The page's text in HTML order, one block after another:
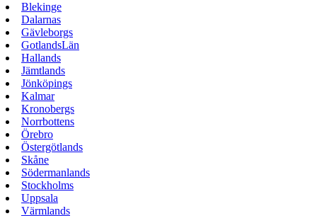
Blekinge
Dalarnas
Gävleborgs
GotlandsLän
Hallands
Jämtlands
Jönköpings
Kalmar
Kronobergs
Norrbottens
Örebro
Östergötlands
Skåne
Södermanlands
Stockholms
Uppsala
Värmlands